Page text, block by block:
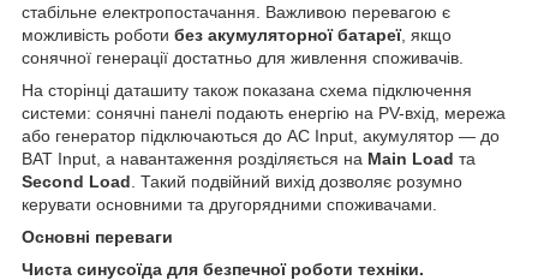
стабільне електропостачання. Важливою перевагою є
можливість роботи без акумуляторної батареї, якщо
сонячної генерації достатньо для живлення споживачів.
На сторінці даташиту також показана схема підключення
системи: сонячні панелі подають енергію на PV-вхід, мережа
або генератор підключаються до AC Input, акумулятор — до
BAT Input, а навантаження розділяється на Main Load та
Second Load . Такий подвійний вихід дозволяє розумно
керувати основними та другорядними споживачами.
Основні переваги
Чиста синусоїда для безпечної роботи техніки.